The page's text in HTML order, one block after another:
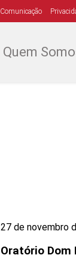
Comunicação
Quem
27 de novembro
Oratório Dom